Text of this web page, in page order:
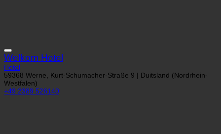
Welkom Hotel
Hotel
59368 Werne, Kurt-Schumacher-Straße 9 | Duitsland (Nordrhein-
Westfalen)
+49 2389 526140